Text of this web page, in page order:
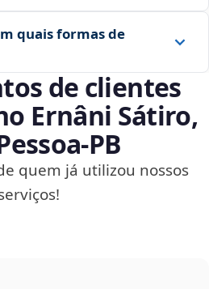
quais formas de
de clientes
Ernâni Sátiro,
quem já utilizou nossos